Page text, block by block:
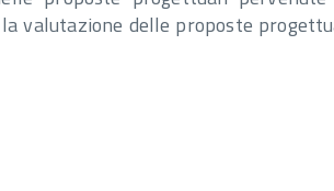
valutazione delle proposte